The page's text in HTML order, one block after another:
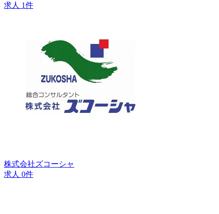
求人 1件
株式会社ズコーシャ
求人 0件